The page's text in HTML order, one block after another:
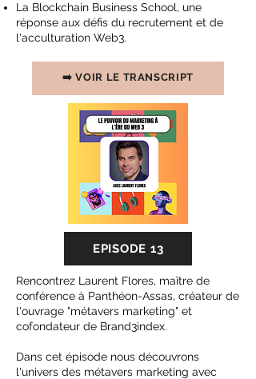
La Blockchain Business School, une
réponse aux défis du recrutement et de
l'acculturation Web3.
➡️ VOIR LE TRANSCRIPT
EPISODE 13
Rencontrez Laurent Flores, maître de
conférence à Panthéon-Assas, créateur de
l'ouvrage "métavers marketing" et
cofondateur de Brand3index.
Dans cet épisode nous découvrons
l'univers des métavers marketing avec